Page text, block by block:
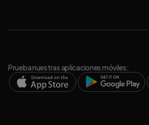
Prueba nuestras aplicaciones móviles: